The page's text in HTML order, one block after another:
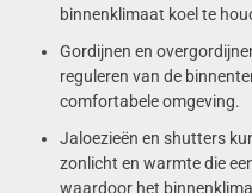
binnenklimaat koel te
Gordijnen en
reguleren van de
comfortabele omgeving.
Jaloezieën en shutters
zonlicht en warmte die
waardoor het